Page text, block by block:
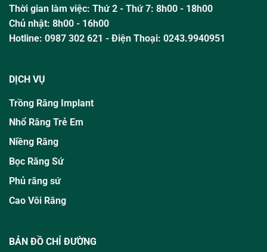
Thời gian làm việc: Thứ 2 - Thứ 7: 8h00 - 18h00
Chủ nhật: 8h00 - 16h00
Hotline: 0987 302 621 - Điện Thoại: 0243.9940951
DỊCH VỤ
Trồng Răng Implant
Nhổ Răng Trẻ Em
Niềng Răng
Bọc Răng Sứ
Phủ răng sứ
Cao Vôi Răng
BẢN ĐỒ CHỈ ĐƯỜNG